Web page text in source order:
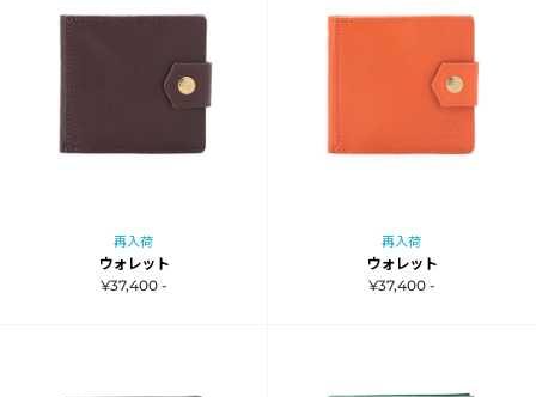
再入荷
ウォレット
¥37,400 -
再入荷
ウォレット
¥37,400 -